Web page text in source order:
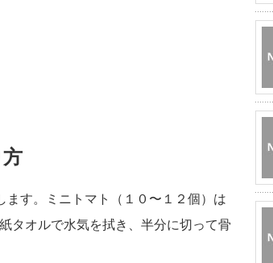
ます。ミニトマト（１０〜１２個）は
タオルで水気を拭き、半分に切って骨